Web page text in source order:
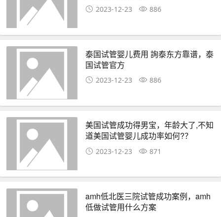
2023-12-23 886
泰国试管婴儿费用 詢泰东方靠谱，泰
国试管官方
2023-12-23 886
美国试管成功得男宝，年龄大了,不知
道美国试管婴儿成功率如何?？
2023-12-23 871
amh低北医三院试管成功案例，amh
低做试管用什么方案